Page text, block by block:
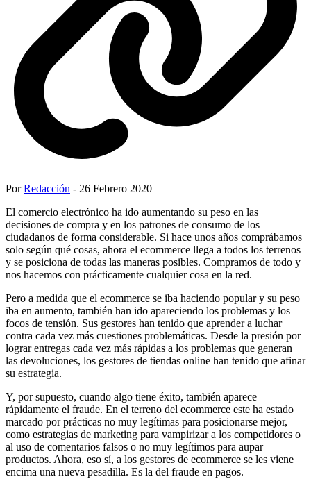
PorRedacción - 26 Febrero 2020
El comercio electrónico ha ido aumentando su peso en las
decisiones de compra y en los patrones de consumo de los
ciudadanos de forma considerable. Si hace unos años comprábamos
solo según qué cosas, ahora el ecommerce llega a todos los terrenos
y se posiciona de todas las maneras posibles. Compramos de todo y
nos hacemos con prácticamente cualquier cosa en la red.
Pero a medida que el ecommerce se iba haciendo popular y su peso
iba en aumento, también han ido apareciendo los problemas y los
focos de tensión. Sus gestores han tenido que aprender a luchar
contra cada vez más cuestiones problemáticas. Desde la presión por
lograr entregas cada vez más rápidas a los problemas que generan
las devoluciones, los gestores de tiendas online han tenido que afinar
su estrategia.
Y, por supuesto, cuando algo tiene éxito, también aparece
rápidamente el fraude. En el terreno del ecommerce este ha estado
marcado por prácticas no muy legítimas para posicionarse mejor,
como estrategias de marketing para vampirizar a los competidores o
al uso de comentarios falsos o no muy legítimos para aupar
productos. Ahora, eso sí, a los gestores de ecommerce se les viene
encima una nueva pesadilla. Es la del fraude en pagos.